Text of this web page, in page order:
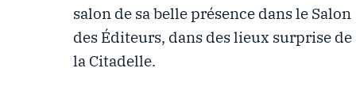
salon de sa belle présence dans le Salon
des Éditeurs, dans des lieux surprise de
la Citadelle.